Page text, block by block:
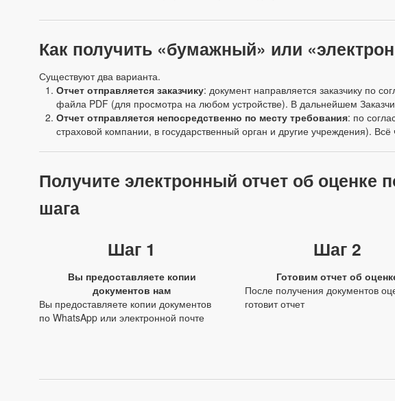
Как получить «бумажный» или
Существуют два варианта.
Отчет отправляется заказчику: документ направляется заказчику по
файла PDF (для просмотра на любом устройстве). В дальнейшем
Отчет отправляется непосредственно по месту требования: по
страховой компании, в государственный орган и другие учреждения).
Получите электронный отчет об
шага
Шаг 1
Вы предоставляете копии
документов нам
Вы предоставляете копии документов
по WhatsApp или электронной почте
Шаг 2
Готовим отчет об
После получения документов
готовит отчет